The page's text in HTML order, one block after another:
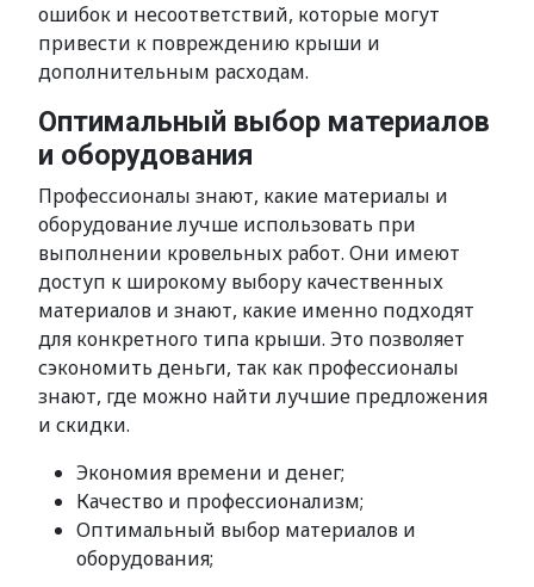
ошибок и несоответствий, которые могут
привести к повреждению крыши и
дополнительным расходам.
Оптимальный выбор материалов
и оборудования
Профессионалы знают, какие материалы и
оборудование лучше использовать при
выполнении кровельных работ. Они имеют
доступ к широкому выбору качественных
материалов и знают, какие именно подходят
для конкретного типа крыши. Это позволяет
сэкономить деньги, так как профессионалы
знают, где можно найти лучшие предложения
и скидки.
Экономия времени и денег;
Качество и профессионализм;
Оптимальный выбор материалов и
оборудования;